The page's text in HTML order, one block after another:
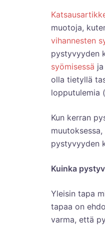
muotoja,
vihannesten
pystyvyyden
syömisessä
olla tietyllä
lopputulemia
Kun kerran
pystyvyyden
Kuinka
Yleisin tapa
tapaa on
varma, että